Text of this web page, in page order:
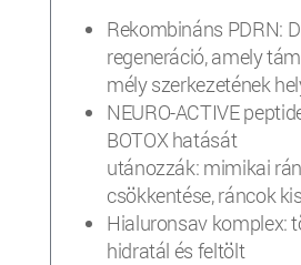
Rekombináns PDRN:
regeneráció, amely
mély szerkezetének
NEURO-ACTIVE
BOTOX hatását
utánozzák: mimikai
csökkentése, ráncok
Hialuronsav komplex:
hidratál és feltölt